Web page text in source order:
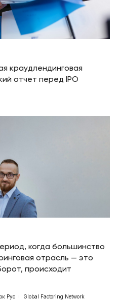
краудлендинговая
отчет перед IPO
когда большинство
отрасль — это
происходит
Рус Global Factoring Network